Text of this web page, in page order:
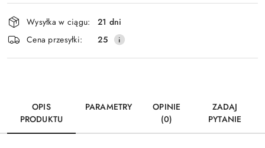
Wyślij
Dostępność
i
dostawa
Wysyłka w ciągu:
21 dni
Cena przesyłki:
25
OPIS
PRODUKTU
PARAMETRY
OPINIE
(0)
ZADAJ
PYTANIE